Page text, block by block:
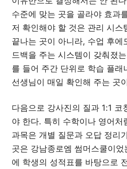
수준에 맞는 곳을 골라야 효과
저 확인해야 할 것은 관리 시스
끝나는 곳이 아니라, 수업 후에
드백을 주는 시스템이 갖춰졌
를 들어 주간 단위로 학습 플래
선생님이 매일 확인해 주는 곳
다음으로 강사진의 질과 1:1 코
야 한다. 특히 수학이나 영어처
과목은 개별 질문과 오답 정리
곳은 강남종로엠 썸머스쿨이
에 학생의 성적표를 바탕으로